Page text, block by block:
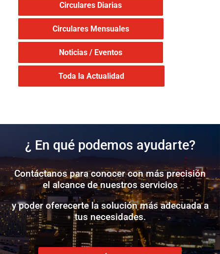
Circulares Diarias
Circulares Mensuales
Noticias / Eventos
Toda la Actualidad
¿ En qué podemos ayudarte?
Contáctanos para conocer con más precisión
el alcance de nuestros servicios
y poder oferecerte la solución más adecuada a
tus necesidades.